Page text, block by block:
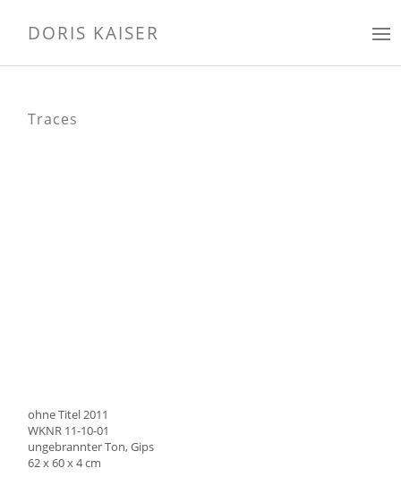
DORIS KAISER
Traces
ohne Titel 2011
WKNR 11-10-01
ungebrannter Ton, Gips
62 x 60 x 4 cm